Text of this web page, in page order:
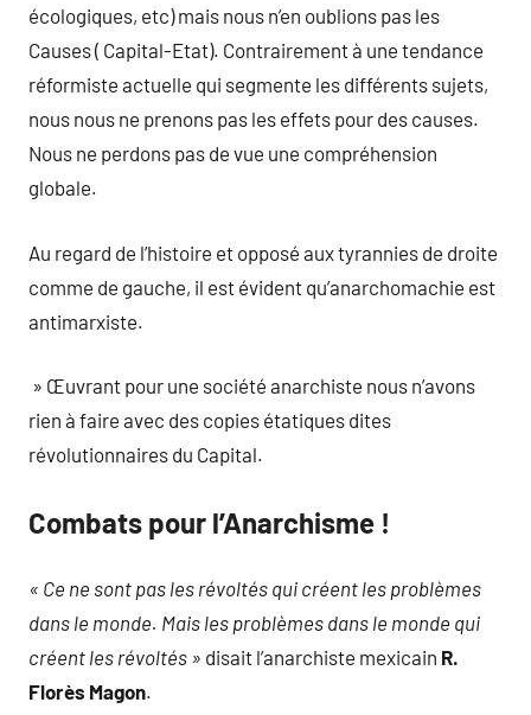
écologiques, etc) mais nous n’en oublions pas les
Causes ( Capital-Etat). Contrairement à une tendance
réformiste actuelle qui segmente les différents sujets,
nous nous ne prenons pas les effets pour des causes.
Nous ne perdons pas de vue une compréhension
globale.
Au regard de l’histoire et opposé aux tyrannies de droite
comme de gauche, il est évident qu’anarchomachie est
antimarxiste.
» Œuvrant pour une société anarchiste nous n’avons
rien à faire avec des copies étatiques dites
révolutionnaires du Capital.
_
Combats pour l’Anarchisme !
« Ce ne sont pas les révoltés qui créent les problèmes
dans le monde. Mais les problèmes dans le monde qui
créent les révoltés » disait l’anarchiste mexicain R.
Florès Magon.